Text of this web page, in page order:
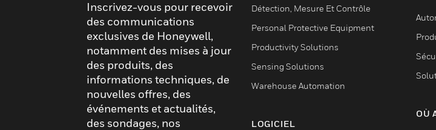
Inscrivez-vous pour recevoir
des communications
exclusives de Honeywell,
notamment des mises à jour
des produits, des
informations techniques, de
nouvelles offres, des
événements et actualités,
des sondages, nos
Détection, Mesure Et Contrôle
Personal Protective Equipment
Productivity Solutions
Sensing Solutions
Warehouse Automation
LOGICIEL
OÙ